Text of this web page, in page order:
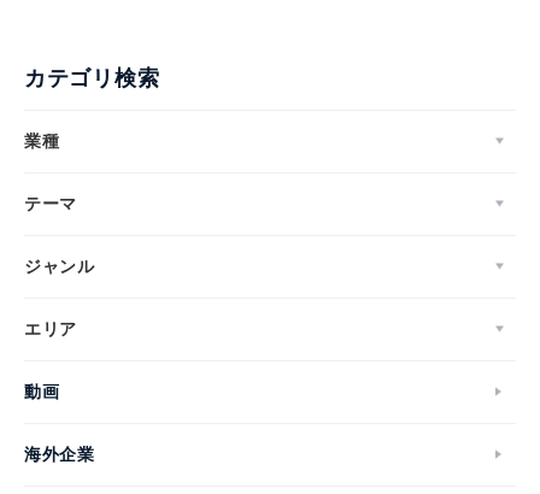
カテゴリ検索
業種
テーマ
ジャンル
エリア
動画
海外企業